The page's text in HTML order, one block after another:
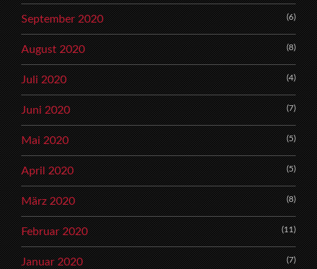
September 2020 (6)
August 2020 (8)
Juli 2020 (4)
Juni 2020 (7)
Mai 2020 (5)
April 2020 (5)
März 2020 (8)
Februar 2020 (11)
Januar 2020 (7)